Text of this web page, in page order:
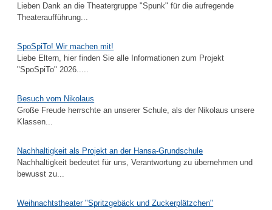
Lieben Dank an die Theatergruppe "Spunk" für die aufregende
Theateraufführung...
SpoSpiTo! Wir machen mit!
Liebe Eltern, hier finden Sie alle Informationen zum Projekt
"SpoSpiTo" 2026.....
Besuch vom Nikolaus
Große Freude herrschte an unserer Schule, als der Nikolaus unsere
Klassen...
Nachhaltigkeit als Projekt an der Hansa-Grundschule
Nachhaltigkeit bedeutet für uns, Verantwortung zu übernehmen und
bewusst zu...
Weihnachtstheater "Spritzgebäck und Zuckerplätzchen"